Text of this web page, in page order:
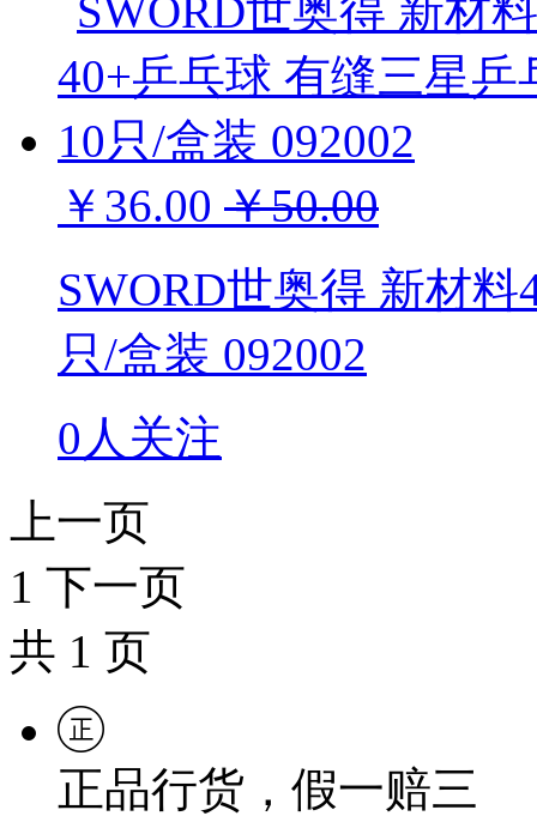
￥36.00 ￥50.00
SWORD世奥得 新材
只/盒装 092002
0人关注
上一页
1 下一页
共 1 页
正品行货，假一赔三